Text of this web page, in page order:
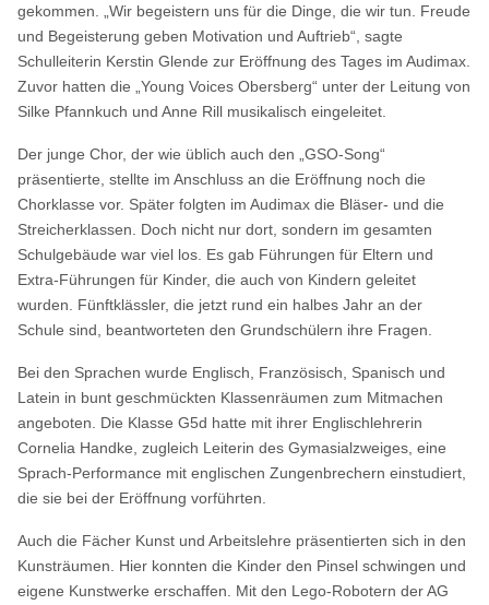
gekommen. „Wir begeistern uns für die Dinge, die wir tun. Freude
und Begeisterung geben Motivation und Auftrieb“, sagte
Schulleiterin Kerstin Glende zur Eröffnung des Tages im Audimax.
Zuvor hatten die „Young Voices Obersberg“ unter der Leitung von
Silke Pfannkuch und Anne Rill musikalisch eingeleitet.
Der junge Chor, der wie üblich auch den „GSO-Song“
präsentierte, stellte im Anschluss an die Eröffnung noch die
Chorklasse vor. Später folgten im Audimax die Bläser- und die
Streicherklassen. Doch nicht nur dort, sondern im gesamten
Schulgebäude war viel los. Es gab Führungen für Eltern und
Extra-Führungen für Kinder, die auch von Kindern geleitet
wurden. Fünftklässler, die jetzt rund ein halbes Jahr an der
Schule sind, beantworteten den Grundschülern ihre Fragen.
Bei den Sprachen wurde Englisch, Französisch, Spanisch und
Latein in bunt geschmückten Klassenräumen zum Mitmachen
angeboten. Die Klasse G5d hatte mit ihrer Englischlehrerin
Cornelia Handke, zugleich Leiterin des Gymasialzweiges, eine
Sprach-Performance mit englischen Zungenbrechern einstudiert,
die sie bei der Eröffnung vorführten.
Auch die Fächer Kunst und Arbeitslehre präsentierten sich in den
Kunsträumen. Hier konnten die Kinder den Pinsel schwingen und
eigene Kunstwerke erschaffen. Mit den Lego-Robotern der AG